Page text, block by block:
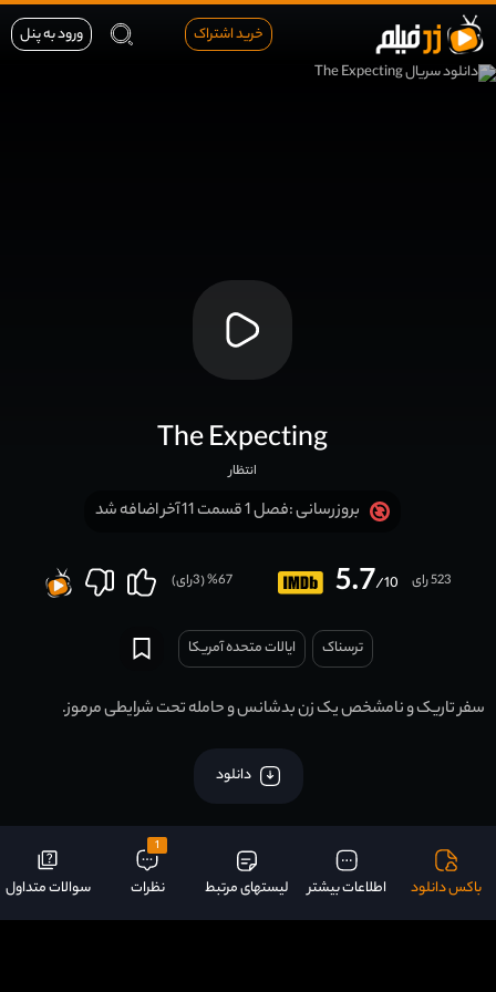
خرید اشتراک ورود به پنل
The Expecting
انتظار
بروزرسانی :فصل 1 قسمت 11 آخر اضافه شد
5.7/10 523 رای 67
% (
3رای)
ترسناک ایالات متحده آمریکا
سفر تاریک و نامشخص یک زن بدشانس و حامله تحت شرایطی مرموز.
دانلود
باکس دانلود اطلاعات بیشتر لیستهای مرتبط
1
نظرات سوالات متداول